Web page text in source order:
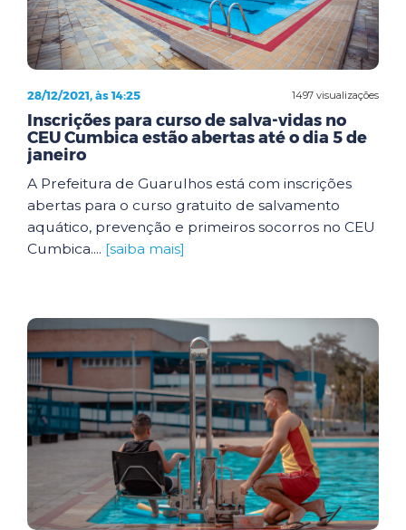
1497 visualizações
28/12/2021, às 14:25
Inscrições para curso de salva-vidas no
CEU Cumbica estão abertas até o dia 5 de
janeiro
A Prefeitura de Guarulhos está com inscrições
abertas para o curso gratuito de salvamento
aquático, prevenção e primeiros socorros no CEU
Cumbica.... [saiba mais]